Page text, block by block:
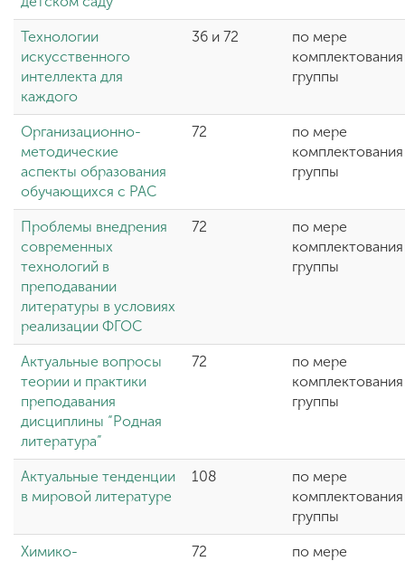
Технологии
искусственного
интеллекта для
каждого
36 и 72
по мере
комплектования
группы
Организационно-
методические
аспекты образования
обучающихся с РАС
72
по мере
комплектования
группы
Проблемы внедрения
современных
технологий в
преподавании
литературы в условиях
реализации ФГОС
72
по мере
комплектования
группы
Актуальные вопросы
теории и практики
преподавания
дисциплины “Родная
литература”
72
по мере
комплектования
группы
Актуальные тенденции
в мировой литературе
108
по мере
комплектования
группы
Химико-
72
по мере